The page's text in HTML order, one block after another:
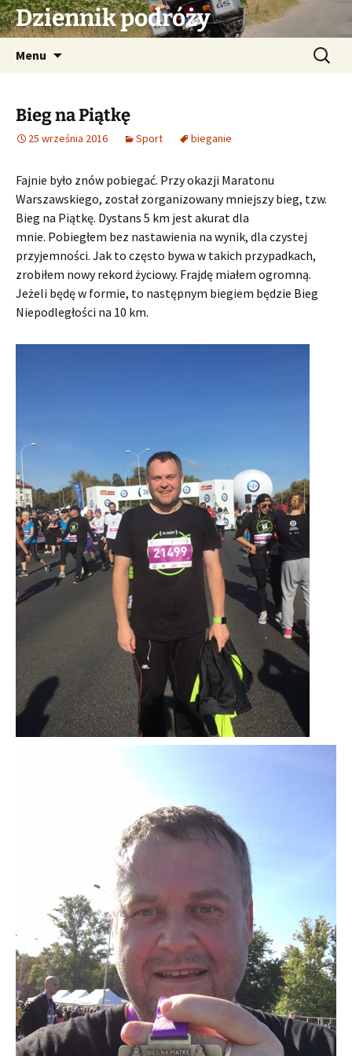
Przejdź
do Dziennik podróży
Menu Szukaj:
Bieg na Piątkę
25 września 2016 Sport bieganie
Fajnie było znów pobiegać. Przy okazji Maratonu
Warszawskiego, został zorganizowany mniejszy bieg, tzw.
Bieg na Piątkę. Dystans 5 km jest akurat dla
mnie. Pobiegłem bez nastawienia na wynik, dla czystej
przyjemności. Jak to często bywa w takich przypadkach,
zrobiłem nowy rekord życiowy. Frajdę miałem ogromną.
Jeżeli będę w formie, to następnym biegiem będzie Bieg
Niepodległości na 10 km.